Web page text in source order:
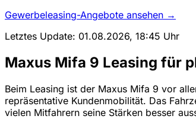
Gewerbeleasing-Angebote ansehen →
Letztes Update: 01.08.2026, 18:45 Uhr
Maxus Mifa 9 Leasing für
Beim Leasing ist der Maxus Mifa 9 vor
repräsentative Kundenmobilität. Das
vielen Mitfahrern seine Stärken besser